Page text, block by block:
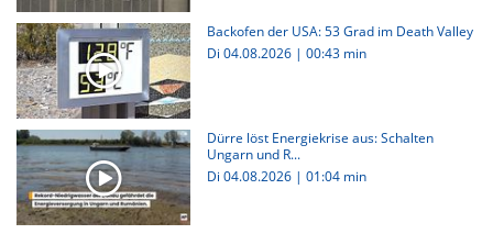
Backofen der USA: 53 Grad im Death Valley
Di 04.08.2026 | 00:43 min
Dürre löst Energiekrise aus: Schalten
Ungarn und R...
Di 04.08.2026 | 01:04 min